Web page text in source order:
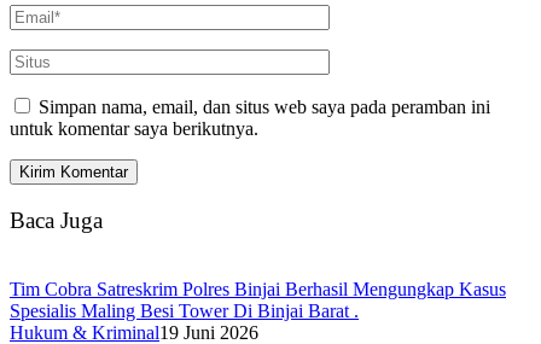
Simpan nama, email, dan situs web saya pada peramban ini
untuk komentar saya berikutnya.
Baca Juga
Tim Cobra Satreskrim Polres Binjai Berhasil Mengungkap Kasus
Spesialis Maling Besi Tower Di Binjai Barat .
Hukum & Kriminal19 Juni 2026